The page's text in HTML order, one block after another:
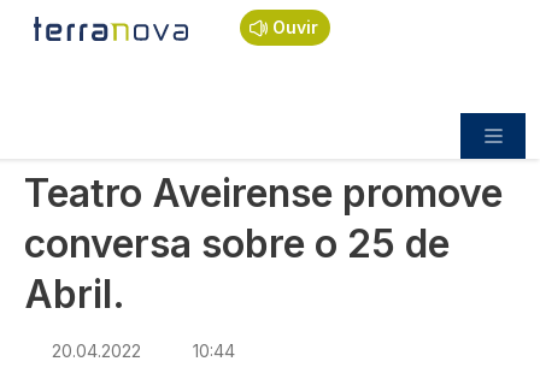
Passar para o conteúdo principal
Ouvir
Navegação estrutural
Início
Cultura
Teatro Aveirense promove conversa sobre o 25
Teatro Aveirense promove
conversa sobre o 25 de
Abril.
20.04.2022 10:44